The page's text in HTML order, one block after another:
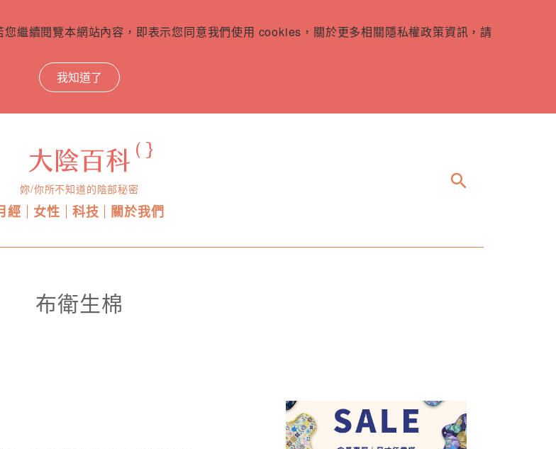
繼續閱覽本網站內容，即表示您同意我們使用 cookies，關於更多相關隱私權政策資訊，請
我知道了
妳/你所不知道的陰部秘密
經 女性 科技 關於我們
search
布衛生棉